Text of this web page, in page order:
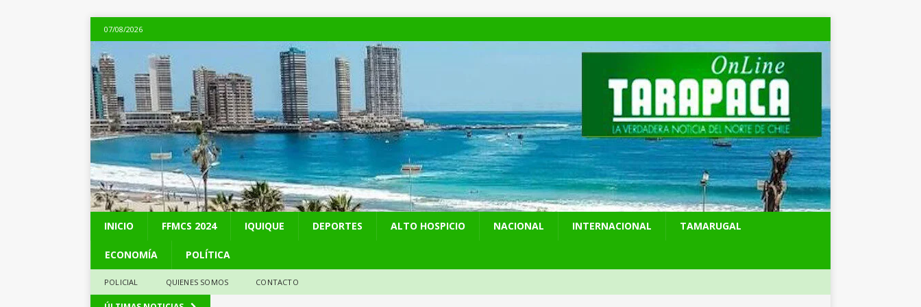
07/08/2026
INICIO FFMCS 2024 IQUIQUE DEPORTES ALTO HOSPICIO NACIONAL INTERNACIONAL TAMARUGAL
ECONOMÍA POLÍTICA
POLICIAL QUIENES SOMOS CONTACTO